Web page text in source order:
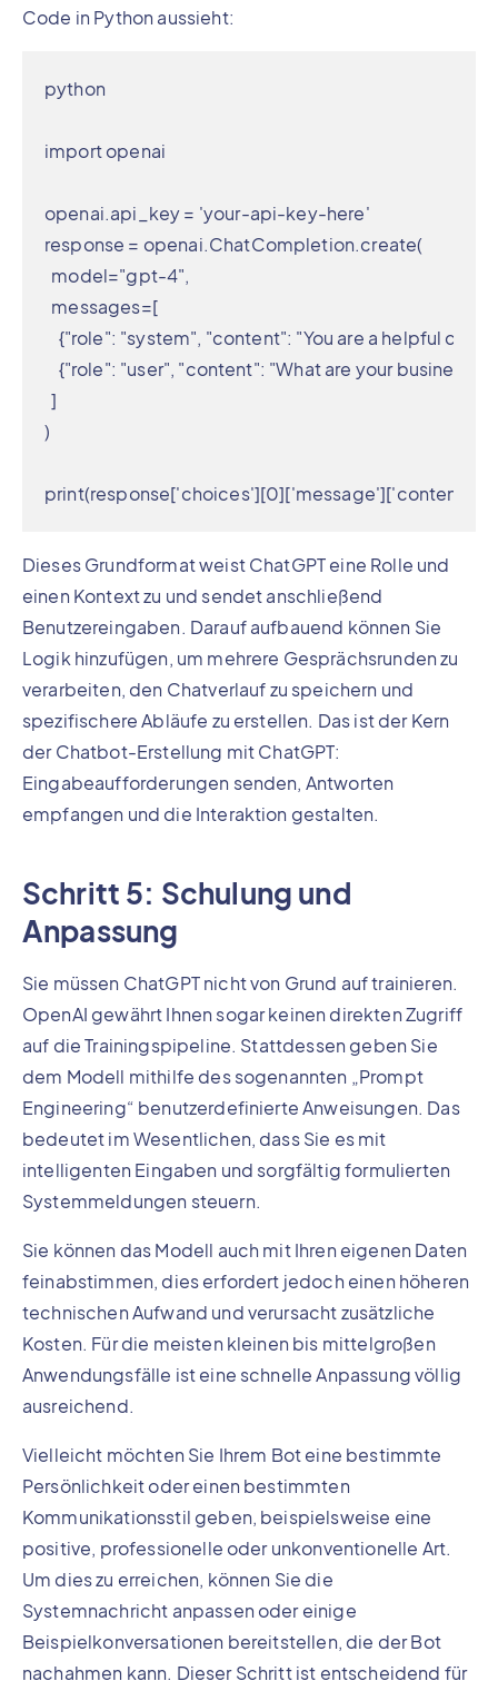
Code in Python aussieht:
python
import openai
openai.api_key = 'your-api-key-here'
response = openai.ChatCompletion.create(
model="gpt-4",
messages=[
{"role": "system", "content": "You are a helpful
{"role": "user", "content": "What are your business
]
)
print(response['choices'][0]['message']['content'])
Dieses Grundformat weist ChatGPT eine Rolle und
einen Kontext zu und sendet anschließend
Benutzereingaben. Darauf aufbauend können Sie
Logik hinzufügen, um mehrere Gesprächsrunden zu
verarbeiten, den Chatverlauf zu speichern und
spezifischere Abläufe zu erstellen. Das ist der Kern
der Chatbot-Erstellung mit ChatGPT:
Eingabeaufforderungen senden, Antworten
empfangen und die Interaktion gestalten.
Schritt 5: Schulung und
Anpassung
Sie müssen ChatGPT nicht von Grund auf trainieren.
OpenAI gewährt Ihnen sogar keinen direkten Zugriff
auf die Trainingspipeline. Stattdessen geben Sie
dem Modell mithilfe des sogenannten „Prompt
Engineering“ benutzerdefinierte Anweisungen. Das
bedeutet im Wesentlichen, dass Sie es mit
intelligenten Eingaben und sorgfältig formulierten
Systemmeldungen steuern.
Sie können das Modell auch mit Ihren eigenen Daten
feinabstimmen, dies erfordert jedoch einen höheren
technischen Aufwand und verursacht zusätzliche
Kosten. Für die meisten kleinen bis mittelgroßen
Anwendungsfälle ist eine schnelle Anpassung völlig
ausreichend.
Vielleicht möchten Sie Ihrem Bot eine bestimmte
Persönlichkeit oder einen bestimmten
Kommunikationsstil geben, beispielsweise eine
positive, professionelle oder unkonventionelle Art.
Um dies zu erreichen, können Sie die
Systemnachricht anpassen oder einige
Beispielkonversationen bereitstellen, die der Bot
nachahmen kann. Dieser Schritt ist entscheidend für